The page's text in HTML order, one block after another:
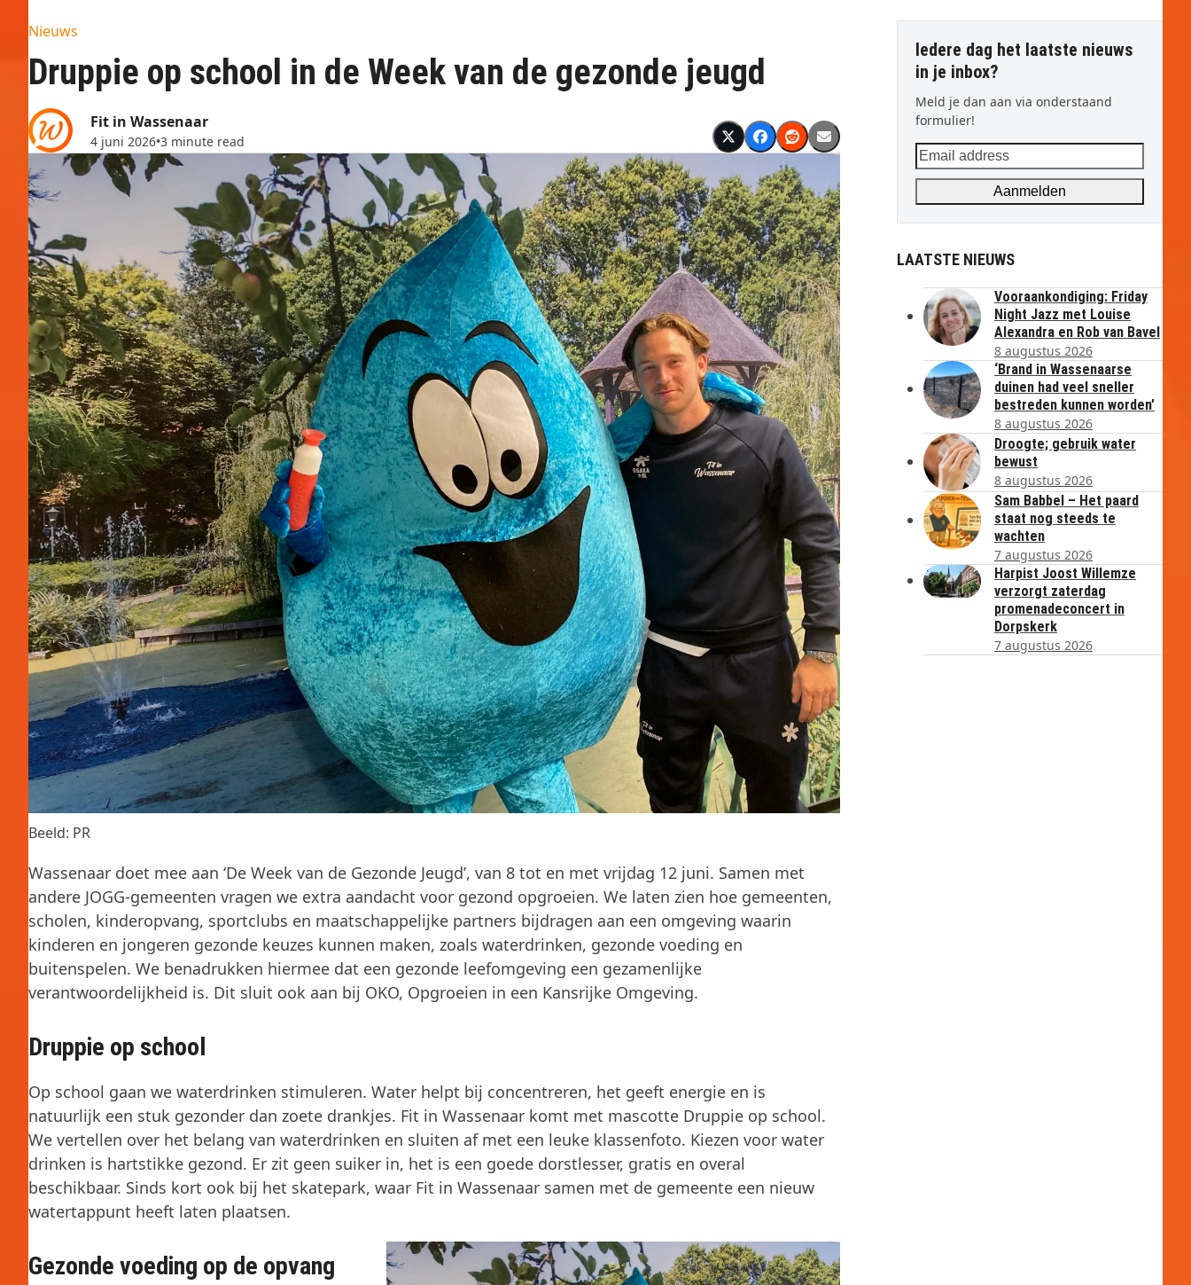
Nieuws
Druppie op school in de Week van de gezonde jeugd
Fit in Wassenaar
4 juni 2026•3 minute read
Beeld: PR
Wassenaar doet mee aan ‘De Week van de Gezonde Jeugd’, van 8 tot en met vrijdag 12 juni. Samen met
andere JOGG-gemeenten vragen we extra aandacht voor gezond opgroeien. We laten zien hoe gemeenten,
scholen, kinderopvang, sportclubs en maatschappelijke partners bijdragen aan een omgeving waarin
kinderen en jongeren gezonde keuzes kunnen maken, zoals waterdrinken, gezonde voeding en
buitenspelen. We benadrukken hiermee dat een gezonde leefomgeving een gezamenlijke
verantwoordelijkheid is. Dit sluit ook aan bij OKO, Opgroeien in een Kansrijke Omgeving.
Druppie op school
Op school gaan we waterdrinken stimuleren. Water helpt bij concentreren, het geeft energie en is
natuurlijk een stuk gezonder dan zoete drankjes. Fit in Wassenaar komt met mascotte Druppie op school.
We vertellen over het belang van waterdrinken en sluiten af met een leuke klassenfoto. Kiezen voor water
drinken is hartstikke gezond. Er zit geen suiker in, het is een goede dorstlesser, gratis en overal
beschikbaar. Sinds kort ook bij het skatepark, waar Fit in Wassenaar samen met de gemeente een nieuw
watertappunt heeft laten plaatsen.
Gezonde voeding op de opvang
Iedere dag het laatste nieuws
in je inbox?
Meld je dan aan via onderstaand
formulier!
Email
address
Aanmelden
LAATSTE NIEUWS
Vooraankondiging: Friday
Night Jazz met Louise
Alexandra en Rob van Bavel
8 augustus 2026
‘Brand in Wassenaarse
duinen had veel sneller
bestreden kunnen worden’
8 augustus 2026
Droogte; gebruik water
bewust
8 augustus 2026
Sam Babbel – Het paard
staat nog steeds te
wachten
7 augustus 2026
Harpist Joost Willemze
verzorgt zaterdag
promenadeconcert in
Dorpskerk
7 augustus 2026